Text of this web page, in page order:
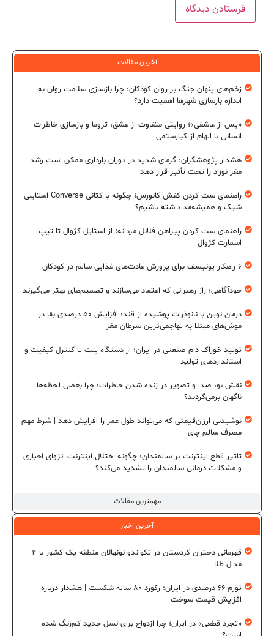
آخرین مقالات
مهمترین مقالات
زخم‌های پنهان جنگ بر روان کودکان؛ چرا بازسازی سلامت روان به
اندازه بازسازی شهرها اهمیت دارد؟
«پس از عاشقی»؛ روایتی متفاوت از عشق، تروما و بازسازی خاطرات
انسانی با الهام از کیارستمی
هشدار پژوهشگران: گرمای شدید در دوران بارداری ممکن است رشد
مغز نوزاد را تحت تأثیر قرار دهد
راهنمای ست کردن کفش کانورس؛ چگونه با کتانی Converse استایلی
شیک و همیشه‌مد داشته باشیم؟
راهنمای ست کردن پیراهن فلانل مردانه؛ از استایل کژوال تا تیپ
اسمارت کژوال
۶ راهکار یونیسف برای پرورش عادت‌های غذایی سالم در کودکان
خودآگاهی؛ راز رهبرانی که اعتماد می‌سازند و تصمیم‌های بهتر می‌گیرند
درمان نوین با نانوذرات پوشیده از قند؛ افزایش ۵۰ درصدی بقا در
موش‌های مبتلا به تهاجمی‌ترین سرطان مغز
تولید خوراک دام صنعتی در ایران؛ از دستگاه پلت تا کنترل کیفیت و
استانداردهای تولید
نقش بو، صدا و تصویر در زنده شدن خاطرات؛ چرا بعضی لحظه‌ها
ناگهان برمی‌گردند؟
نوشیدنی ارزان‌قیمتی که می‌تواند طول عمر را افزایش دهد | شرط مهم
مصرف سالم چای
تاثیر قطع اینترنت بر سالمندان؛ چگونه اختلال اینترنت انزوای اجباری
و مشکلات درمانی سالمندان را تشدید می‌کند؟
آخرین اخبار
قهرمانی دختران کردستان در تکواندو نونهالان منطقه یک کشور با ۴
مدال طلا
تورم ۶۶ درصدی در ایران؛ رکورد ۸۰ ساله شکست | هشدار درباره
افزایش قیمت سوخت
«تجرد قطعی» در ایران؛ چرا ازدواج برای نسل جدید کم‌رنگ شده